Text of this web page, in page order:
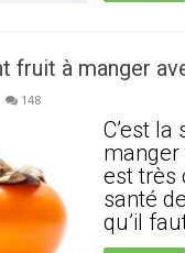
fruit à manger
148
C’est
est très
santé
qu’il